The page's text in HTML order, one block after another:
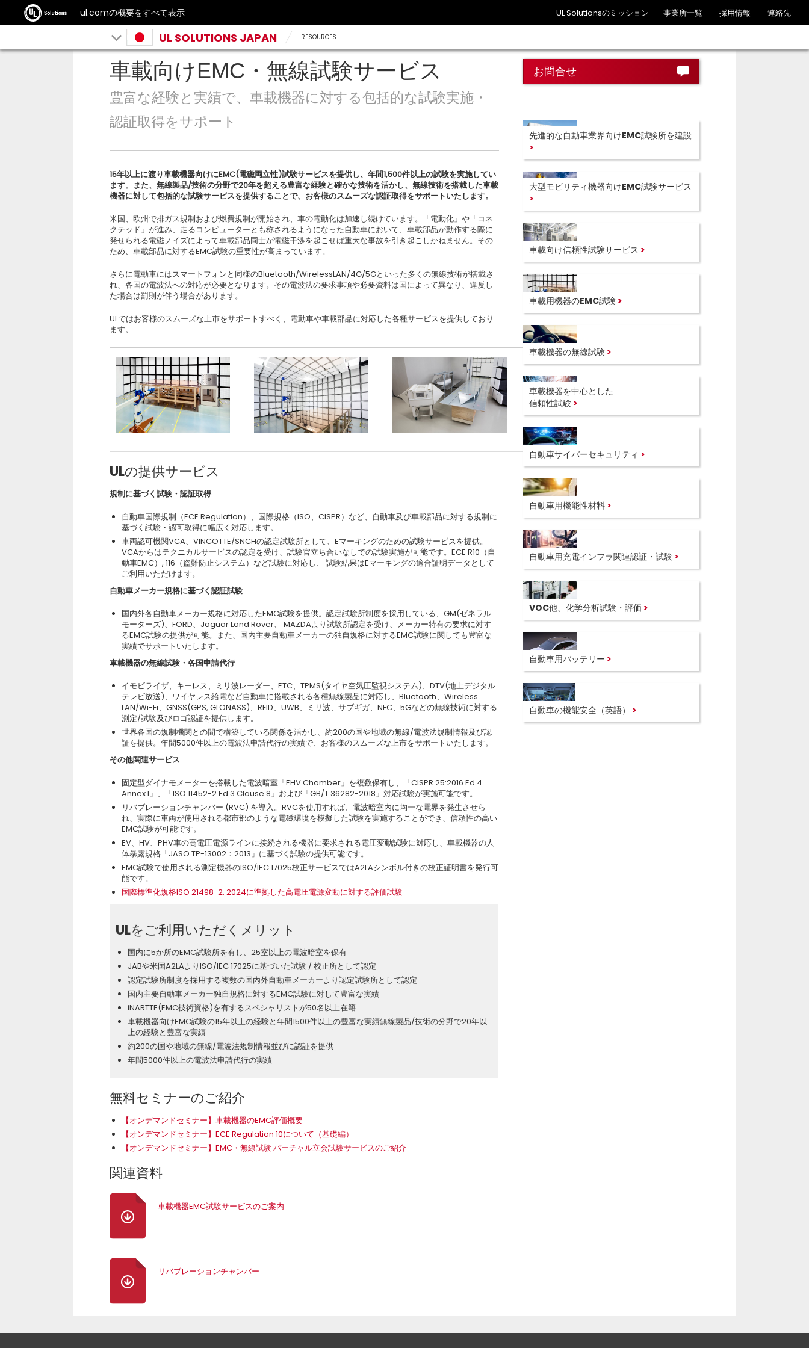
ul.comの概要をすべて表示 UL Solutionsのミッション 事業所一覧 採用情報 連絡先
UL SOLUTIONS JAPAN RESOURCES
車載向けEMC・無線試験サービス
豊富な経験と実績で、車載機器に対する包括的な試験実施・
認証取得をサポート
15年以上に渡り車載機器向けにEMC(電磁両立性)試験サービスを提供し、年間1,500件以上の試験を実施してい
ます。また、無線製品/技術の分野で20年を超える豊富な経験と確かな技術を活かし、無線技術を搭載した車載
機器に対して包括的な試験サービスを提供することで、お客様のスムーズな認証取得をサポートいたします。
米国、欧州で排ガス規制および燃費規制が開始され、車の電動化は加速し続けています。「電動化」や「コネ
クテッド」が進み、走るコンピューターとも称されるようになった自動車において、車載部品が動作する際に
発せられる電磁ノイズによって車載部品同士が電磁干渉を起こせば重大な事故を引き起こしかねません。その
ため、車載部品に対するEMC試験の重要性が高まっています。
さらに電動車にはスマートフォンと同様のBluetooth/WirelessLAN/4G/5Gといった多くの無線技術が搭載さ
れ、各国の電波法への対応が必要となります。その電波法の要求事項や必要資料は国によって異なり、違反し
た場合は罰則が伴う場合があります。
ULではお客様のスムーズな上市をサポートすべく、電動車や車載部品に対応した各種サービスを提供しており
ます。
ULの提供サービス
規制に基づく試験・認証取得
自動車国際規制（ECE Regulation）、国際規格（ISO、CISPR）など、自動車及び車載部品に対する規制に
基づく試験・認可取得に幅広く対応します。
車両認可機関VCA、VINCOTTE/SNCHの認定試験所として、Eマーキングのための試験サービスを提供。
VCAからはテクニカルサービスの認定を受け、試験官立ち合いなしでの試験実施が可能です。ECE R10（自
動車EMC）, 116（盗難防止システム）など試験に対応し、 試験結果はEマーキングの適合証明データとして
ご利用いただけます。
自動車メーカー規格に基づく認証試験
国内外各自動車メーカー規格に対応したEMC試験を提供。認定試験所制度を採用している、GM(ゼネラル
モーターズ)、FORD、Jaguar Land Rover、 MAZDAより試験所認定を受け、メーカー特有の要求に対す
るEMC試験の提供が可能。また、国内主要自動車メーカーの独自規格に対するEMC試験に関しても豊富な
実績でサポートいたします。
車載機器の無線試験・各国申請代行
イモビライザ、キーレス、ミリ波レーダー、ETC、TPMS(タイヤ空気圧監視システム)、DTV(地上デジタル
テレビ放送)、ワイヤレス給電など自動車に搭載される各種無線製品に対応し、Bluetooth、Wireless
LAN/Wi-Fi、GNSS(GPS, GLONASS)、RFID、UWB、ミリ波、サブギガ、NFC、5Gなどの無線技術に対する
測定/試験及びロゴ認証を提供します。
世界各国の規制機関との間で構築している関係を活かし、約200の国や地域の無線/電波法規制情報及び認
証を提供。年間5000件以上の電波法申請代行の実績で、お客様のスムーズな上市をサポートいたします。
その他関連サービス
固定型ダイナモメーターを搭載した電波暗室「EHV Chamber」を複数保有し、「CISPR 25:2016 Ed.4
Annex I」、「ISO 11452-2 Ed.3 Clause 8」および「GB/T 36282-2018」対応試験が実施可能です。
リバブレーションチャンバー (RVC) を導入。RVCを使用すれば、電波暗室内に均一な電界を発生させら
れ、実際に車両が使用される都市部のような電磁環境を模擬した試験を実施することができ、信頼性の高い
EMC試験が可能です。
EV、HV、PHV車の高電圧電源ラインに接続される機器に要求される電圧変動試験に対応し、車載機器の人
体暴露規格「JASO TP-13002：2013」に基づく試験の提供可能です。
EMC試験で使用される測定機器のISO/IEC 17025校正サービスではA2LAシンボル付きの校正証明書を発行可
能です。
国際標準化規格ISO 21498-2: 2024に準拠した高電圧電源変動に対する評価試験
ULをご利用いただくメリット
国内に5か所のEMC試験所を有し、25室以上の電波暗室を保有
JABや米国A2LAよりISO/IEC 17025に基づいた試験 / 校正所として認定
認定試験所制度を採用する複数の国内外自動車メーカーより認定試験所として認定
国内主要自動車メーカー独自規格に対するEMC試験に対して豊富な実績
iNARTTE(EMC技術資格)を有するスペシャリストが50名以上在籍
車載機器向けEMC試験の15年以上の経験と年間1500件以上の豊富な実績 無線製品/技術の分野で20年以
上の経験と豊富な実績
約200の国や地域の無線/電波法規制情報並びに認証を提供
年間5000件以上の電波法申請代行の実績
無料セミナーのご紹介
【オンデマンドセミナー】車載機器のEMC評価概要
【オンデマンドセミナー】ECE Regulation 10について（基礎編）
【オンデマンドセミナー】EMC・無線試験 バーチャル立会試験サービスのご紹介
関連資料
車載機器EMC試験サービスのご案内
リバブレーションチャンバー
お問合せ
先進的な自動車業界向けEMC試験所を建設
大型モビリティ機器向けEMC試験サービス
車載向け信頼性試験サービス
車載用機器のEMC試験
車載機器の無線試験
車載機器を中心とした
信頼性試験
自動車サイバーセキュリティ
自動車用機能性材料
自動車用充電インフラ関連認証・試験
VOC他、化学分析試験・評価
自動車用バッテリー
自動車の機能安全（英語）